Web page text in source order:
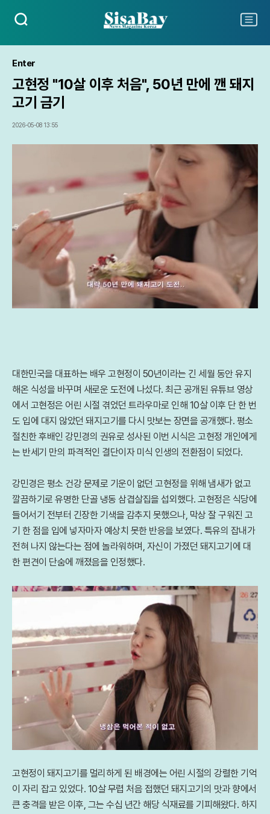
검
주
서
메
뉴
Enter
고현정 "10살 이후 처음", 50년 만에 깬 돼지
고기 금기
2026-05-08 13:55
대한민국을 대표하는 배우 고현정이 50년이라는 긴 세월 동안 유지
해온 식성을 바꾸며 새로운 도전에 나섰다. 최근 공개된 유튜브 영상
에서 고현정은 어린 시절 겪었던 트라우마로 인해 10살 이후 단 한 번
도 입에 대지 않았던 돼지고기를 다시 맛보는 장면을 공개했다. 평소
절친한 후배인 강민경의 권유로 성사된 이번 시식은 고현정 개인에게
는 반세기 만의 파격적인 결단이자 미식 인생의 전환점이 되었다.
강민경은 평소 건강 문제로 기운이 없던 고현정을 위해 냄새가 없고
깔끔하기로 유명한 단골 냉동 삼겹살집을 섭외했다. 고현정은 식당에
들어서기 전부터 긴장한 기색을 감추지 못했으나, 막상 잘 구워진 고
기 한 점을 입에 넣자마자 예상치 못한 반응을 보였다. 특유의 잡내가
전혀 나지 않는다는 점에 놀라워하며, 자신이 가졌던 돼지고기에 대
한 편견이 단숨에 깨졌음을 인정했다.
고현정이 돼지고기를 멀리하게 된 배경에는 어린 시절의 강렬한 기억
이 자리 잡고 있었다. 10살 무렵 처음 접했던 돼지고기의 맛과 향에서
큰 충격을 받은 이후, 그는 수십 년간 해당 식재료를 기피해왔다. 하지